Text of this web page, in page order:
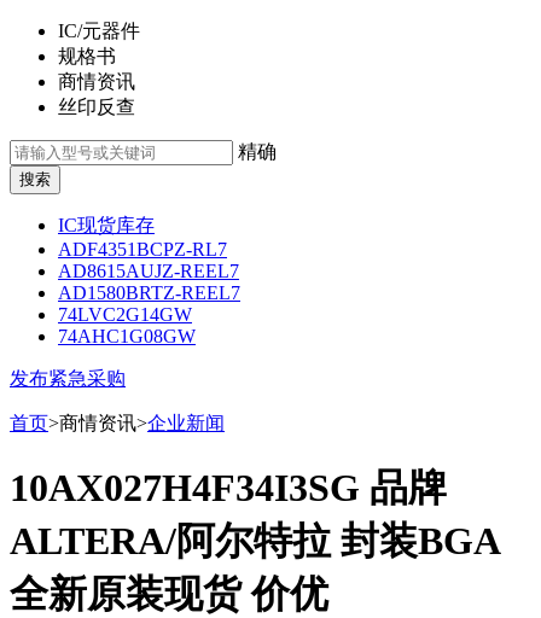
IC/元器件
规格书
商情资讯
丝印反查
精确
IC现货库存
ADF4351BCPZ-RL7
AD8615AUJZ-REEL7
AD1580BRTZ-REEL7
74LVC2G14GW
74AHC1G08GW
发布紧急采购
首页>商情资讯>企业新闻
10AX027H4F34I3SG 品牌
ALTERA/阿尔特拉 封装BGA
全新原装现货 价优